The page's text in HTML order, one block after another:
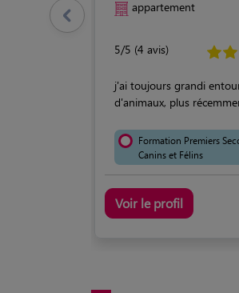
appartement
5/5 (4 avis)
j'ai toujours grandi
d'animaux, plus
Formation Premiers
Canins et Félins
Voir le profil